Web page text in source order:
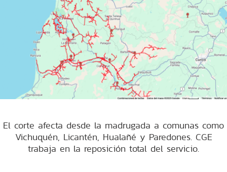
El corte afecta desde la madrugada a comunas como
Vichuquén, Licantén, Hualañé y Paredones. CGE
trabaja en la reposición total del servicio.